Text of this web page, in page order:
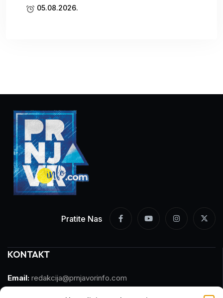
05.08.2026.
Pratite Nas
KONTAKT
Email: redakcija@prnjavorinfo.com
(+387)065 609 937